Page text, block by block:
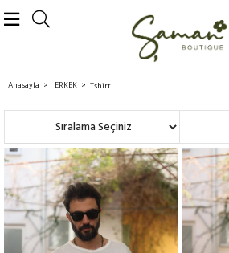
Anasayfa ERKEK Tshirt
Sıralama